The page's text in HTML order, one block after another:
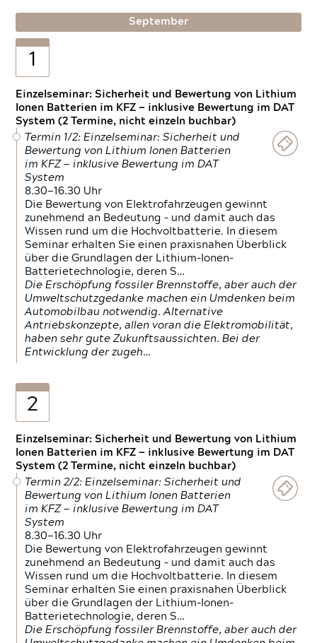
September
1
Einzelseminar: Sicherheit und Bewertung von Lithium
Ionen Batterien im KFZ — inklusive Bewertung im DAT
System (2 Termine, nicht einzeln buchbar)
Termin 1/2: Einzelseminar: Sicherheit und
Bewertung von Lithium Ionen Batterien
im KFZ — inklusive Bewertung im DAT
System
8.30—16.30 Uhr
Die Bewertung von Elektrofahrzeugen gewinnt
zunehmend an Bedeutung – und damit auch das
Wissen rund um die Hochvoltbatterie. In diesem
Seminar erhalten Sie einen praxisnahen Überblick
über die Grundlagen der Lithium-Ionen-
Batterietechnologie, deren S…
Die Erschöpfung fossiler Brennstoffe, aber auch der
Umweltschutzgedanke machen ein Umdenken beim
Automobilbau notwendig. Alternative
Antriebskonzepte, allen voran die Elektromobilität,
haben sehr gute Zukunftsaussichten. Bei der
Entwicklung der zugeh…
2
Einzelseminar: Sicherheit und Bewertung von Lithium
Ionen Batterien im KFZ — inklusive Bewertung im DAT
System (2 Termine, nicht einzeln buchbar)
Termin 2/2: Einzelseminar: Sicherheit und
Bewertung von Lithium Ionen Batterien
im KFZ — inklusive Bewertung im DAT
System
8.30—16.30 Uhr
Die Bewertung von Elektrofahrzeugen gewinnt
zunehmend an Bedeutung – und damit auch das
Wissen rund um die Hochvoltbatterie. In diesem
Seminar erhalten Sie einen praxisnahen Überblick
über die Grundlagen der Lithium-Ionen-
Batterietechnologie, deren S…
Die Erschöpfung fossiler Brennstoffe, aber auch der